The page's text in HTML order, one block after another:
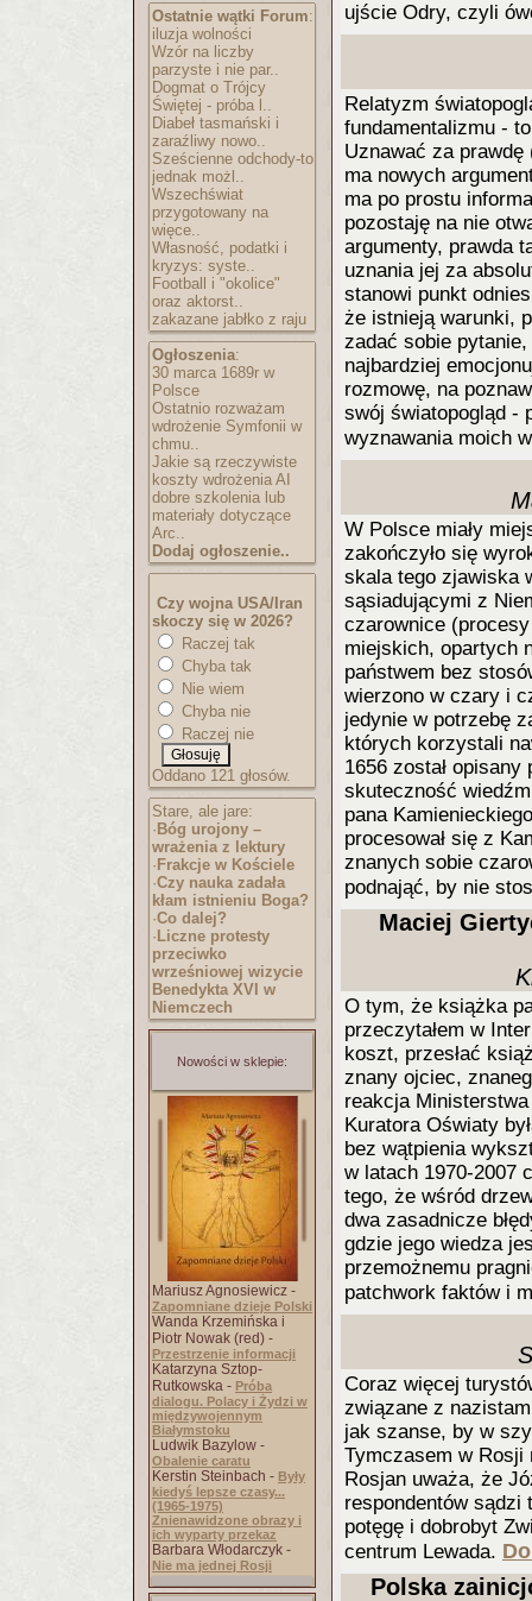
Ostatnie wątki Forum:
iluzja wolności
Wzór na liczby
parzyste i nie par..
Dogmat o Trójcy
Świętej - próba l..
Diabeł tasmański i
zaraźliwy nowo..
Sześcienne odchody-to
jednak możl..
Wszechświat
przygotowany na
więce..
Własność, podatki i
kryzys: syste..
Football i "okolice"
oraz aktorst..
zakazane jabłko z raju
Ogłoszenia:
30 marca 1689r w
Polsce
Ostatnio rozważam
wdrożenie Symfonii w
chmu..
Jakie są rzeczywiste
koszty wdrożenia AI
dobre szkolenia lub
materiały dotyczące
Arc..
Dodaj ogłoszenie..
Czy wojna USA/Iran
skoczy się w 2026?
Raczej tak
Chyba tak
Nie wiem
Chyba nie
Raczej nie
Oddano 121 głosów.
Stare, ale jare:
· Bóg urojony –
wrażenia z lektury
· Frakcje w Kościele
·Czy nauka zadała
kłam istnieniu Boga?
·Co dalej?
· Liczne protesty
przeciwko
wrześniowej wizycie
Benedykta XVI w
Niemczech
Nowości w sklepie:
Mariusz Agnosiewicz -
Zapomniane dzieje Polski
Wanda Krzemińska i
Piotr Nowak (red) -
Przestrzenie informacji
Katarzyna Sztop-
Rutkowska - Próba
dialogu. Polacy i Żydzi w
międzywojennym
Białymstoku
Ludwik Bazylow -
Obalenie caratu
Kerstin Steinbach - Były
kiedyś lepsze czasy...
(1965-1975)
Znienawidzone obrazy i
ich wyparty przekaz
Barbara Włodarczyk -
Nie ma jednej Rosji
ujście Odry, czyli
Relatyzm
fundamentalizmu -
Uznawać za
ma nowych
ma po prostu
pozostaję na nie
argumenty, prawda
uznania jej za
stanowi punkt
że istnieją warunki,
zadać sobie
najbardziej
rozmowę, na
swój światopogląd -
wyznawania moich
W Polsce miały
zakończyło się
skala tego zjawiska
sąsiadującymi z
czarownice
miejskich, opartych
państwem bez
wierzono w czary i
jedynie w potrzebę
których korzystali
1656 został
skuteczność
pana
procesował się z
znanych sobie
podnająć, by nie
Maciej
O tym, że książka
przeczytałem w
koszt, przesłać
znany ojciec,
reakcja
Kuratora Oświaty
bez wątpienia
w latach 1970-2007
tego, że wśród
dwa zasadnicze
gdzie jego wiedza
przemożnemu
patchwork faktów i
Coraz więcej
związane z
jak szanse, by w
Tymczasem w Rosji
Rosjan uważa, że
respondentów sądzi
potęgę i dobrobyt
centrum Lewada.
Polska